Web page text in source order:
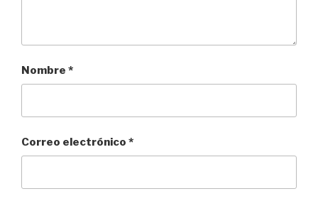
Nombre *
Correo electrónico *